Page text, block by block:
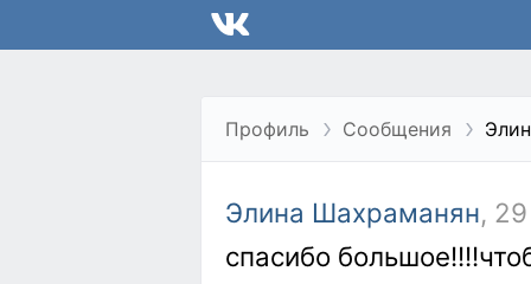
Профиль Сообщения
Элина Шахраманян,
спасибо